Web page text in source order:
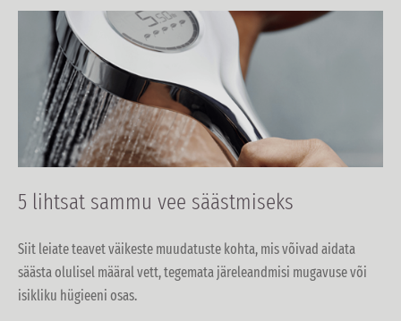
5 lihtsat sammu vee säästmiseks
Siit leiate teavet väikeste muudatuste kohta, mis võivad aidata
säästa olulisel määral vett, tegemata järeleandmisi mugavuse või
isikliku hügieeni osas.